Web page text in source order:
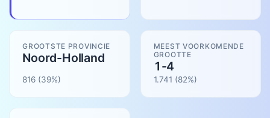
GROOTSTE PROVINCIE
Noord-Holland
816 (39%)
MEEST VOORKOMENDE
GROOTTE
1-4
1.741 (82%)